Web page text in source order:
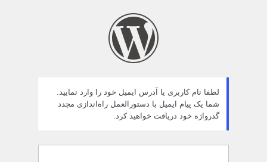
لطفا نام کاربری یا آدرس ایمیل خود را وارد نمایید.
شما یک پیام ایمیل با دستورالعمل راه‌اندازی مجدد
گذرواژه خود دریافت خواهید کرد.